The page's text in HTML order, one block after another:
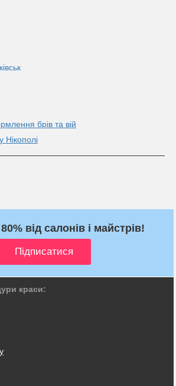
брів та вій
Нікополі
від салонів і майстрів!
краси: